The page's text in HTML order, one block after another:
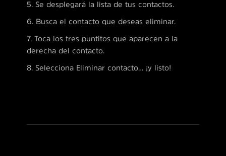
5. Se desplegará la lista de tus contactos.
6. Busca el contacto que deseas eliminar.
7. Toca los tres puntitos que aparecen a la
derecha del contacto.
8. Selecciona Eliminar contacto… ¡y listo!